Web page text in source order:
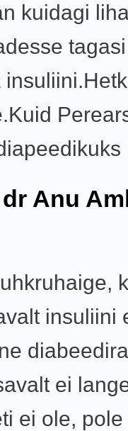
kuidagi
Anu
insuliini
ei
ei ole, pole